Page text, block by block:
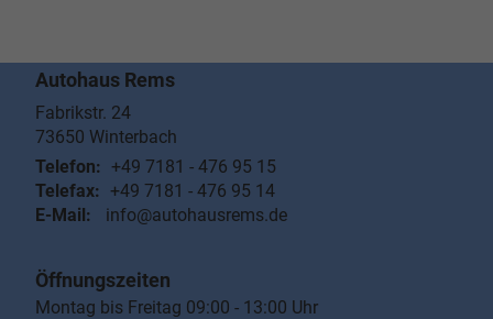
Autohaus Rems
Fabrikstr. 24
73650 Winterbach
Telefon: +49 7181 - 476 95 15
Telefax: +49 7181 - 476 95 14
E-Mail:
info@autohausrems.de
Öffnungszeiten
Montag bis Freitag 09:00 - 13:00 Uhr